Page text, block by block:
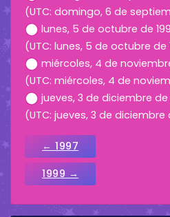
(UTC: domingo, 6 de
lunes, 5 de octubre de
(UTC: lunes, 5 de octubre de
miércoles, 4 de
(UTC: miércoles, 4 de
jueves, 3 de diciembre de
(UTC: jueves, 3 de diciembre
← 1997
1999 →